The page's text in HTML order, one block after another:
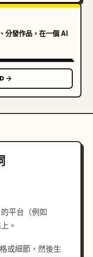
分發作品，在一個 AI
平台（例如
。
或細節，然後生